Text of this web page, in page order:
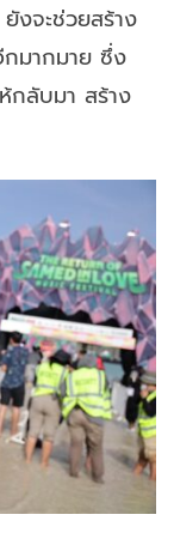
งจะช่วยสร้าง
มากมาย ซึ่ง
กลับมา สร้าง